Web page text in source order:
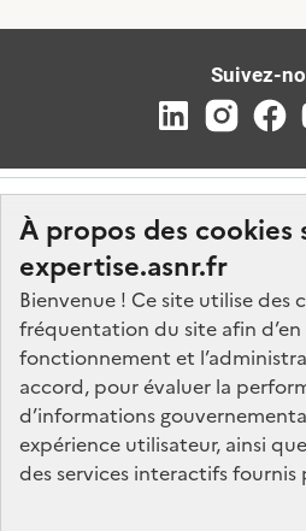
À propos des cookies
expertise.asnr.fr
Bienvenue ! Ce site utilise des
fréquentation du site afin
fonctionnement et
accord, pour évaluer la
d’informations
expérience utilisateur, ainsi
des services interactifs fournis
Suivez-
Nos marchés
Nos offres d'emploi
FAQ
Glossaire